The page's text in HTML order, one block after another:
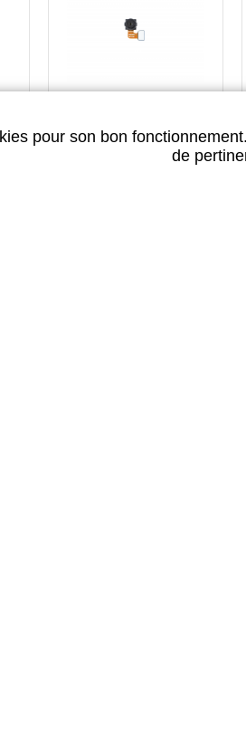
pour son bon
de